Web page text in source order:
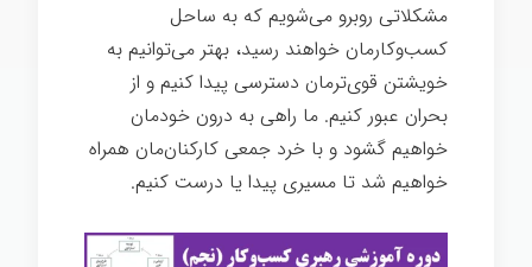
مشکلاتی روبرو می‌شویم که به ساحل
کسب‌وکارمان خواهند رسید، بهتر می‌توانیم به
خویشتن قوی‌ترمان دسترسی پیدا کنیم و از
بحران عبور کنیم. ما راهی به درون خودمان
خواهیم گشود و با خرد جمعی کارکنان‌مان همراه
خواهیم شد تا مسیری پیدا یا درست کنیم.